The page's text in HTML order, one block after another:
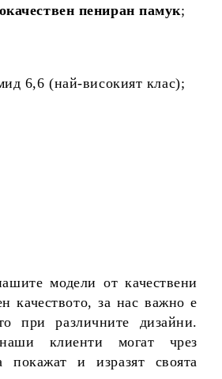
пениран памук;
6,6 (най-високият клас);
модели от качествени
качеството, за нас важно е
при различните дизайни.
клиенти могат чрез
покажат и изразят своята